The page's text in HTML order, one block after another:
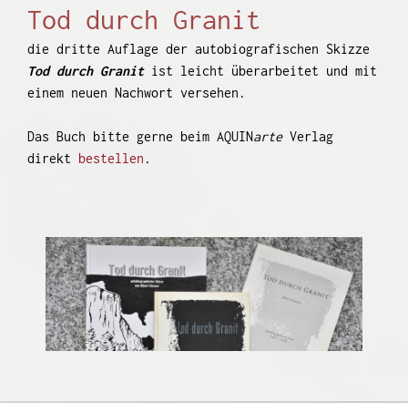
Tod durch Granit
die dritte Auflage der autobiografischen Skizze
Toddurch Granitist leicht überarbeitet und mit
einem neuen Nachwort versehen.
Das Buch bitte gerne beim AQUINarteVerlag
direkt bestellen .